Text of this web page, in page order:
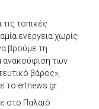
τοπικές
ενέργεια χωρίς
βρούμε τη
ανακούφιση των
βάρος»,
το ertnews.gr.
στο Παλαιό